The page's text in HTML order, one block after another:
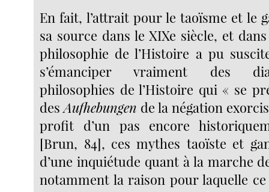
En fait, l’attrait pour le taoïsme et le
sa source dans le XIXe siècle, et
philosophie de l’Histoire a pu
s’émanciper vraiment des
philosophies de l’Histoire qui « se
desAufhebungen de la négation
profit d’un pas encore
[Brun, 84], ces mythes taoïste et
d’une inquiétude quant à la marche
notamment la raison pour laquelle ce